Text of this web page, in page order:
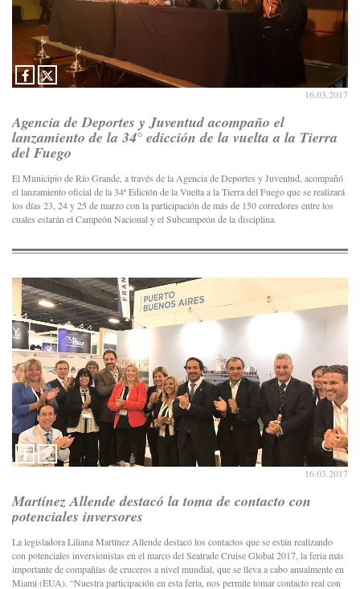
16.03.2017
Agencia de Deportes y Juventud acompaño el
lanzamiento de la 34° edicción de la vuelta a la Tierra
del Fuego
El Municipio de Río Grande, a través de la Agencia de Deportes y Juventud, acompañó
el lanzamiento oficial de la 34ª Edición de la Vuelta a la Tierra del Fuego que se realizará
los días 23, 24 y 25 de marzo con la participación de más de 150 corredores entre los
cuales estarán el Campeón Nacional y el Subcampeón de la disciplina.
16.03.2017
Martínez Allende destacó la toma de contacto con
potenciales inversores
La legisladora Liliana Martínez Allende destacó los contactos que se están realizando
con potenciales inversionistas en el marco del Seatrade Cruise Global 2017, la feria más
importante de compañías de cruceros a nivel mundial, que se lleva a cabo anualmente en
Miami (EUA). “Nuestra participación en esta feria, nos permite tomar contacto real con